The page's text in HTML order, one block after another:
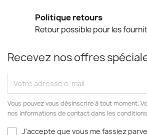
Politique retours
Retour possible pour les
Recevez nos offres
Vous pouvez vous désinscrire à tout moment.
nos informations de contact dans les
J'accepte que vous me fassiez